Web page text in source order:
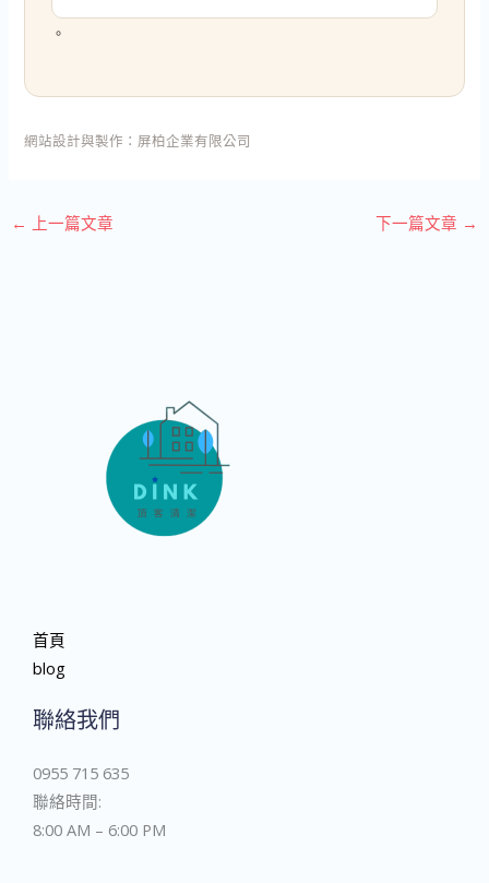
。
網站設計與製作： 屏柏企業有限公司
← 上一篇文章 下一篇文章 →
首頁
blog
聯絡我們
0955 715 635
聯絡時間:
8:00 AM – 6:00 PM